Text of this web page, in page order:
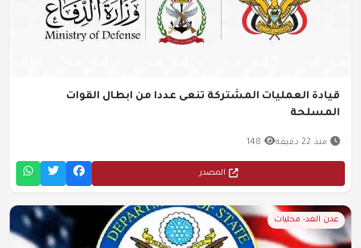
قيادة العمليات المشتركة تنعى عددا من ابطال القوات
المسلحة
منذ 22 دقيقة 148
المصدر
عدن الغد- محليات